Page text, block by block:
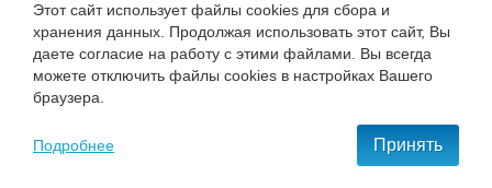
Этот сайт использует файлы cookies для сбора и
хранения данных. Продолжая использовать этот сайт, Вы
даете согласие на работу с этими файлами. Вы всегда
можете отключить файлы cookies в настройках Вашего
браузера.
Подробнее Принять